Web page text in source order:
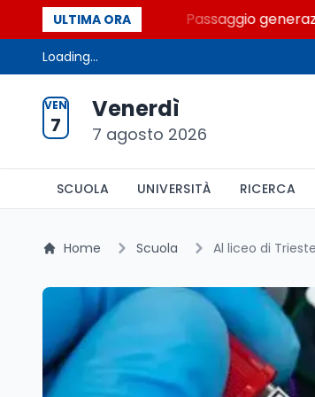
ULTIMA ORA Passaggio
Loading...
VEN
7
Venerdì
7 agosto 2026
SCUOLA UNIVERSITÀ RICERCA
Home Scuola